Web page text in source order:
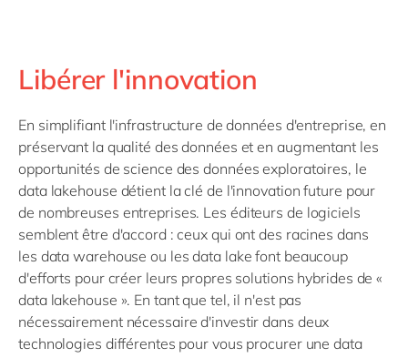
Libérer l'innovation
En simplifiant l'infrastructure de données d'entreprise, en
préservant la qualité des données et en augmentant les
opportunités de science des données exploratoires, le
data lakehouse détient la clé de l'innovation future pour
de nombreuses entreprises. Les éditeurs de logiciels
semblent être d'accord : ceux qui ont des racines dans
les data warehouse ou les data lake font beaucoup
d'efforts pour créer leurs propres solutions hybrides de «
data lakehouse ». En tant que tel, il n'est pas
nécessairement nécessaire d'investir dans deux
technologies différentes pour vous procurer une data